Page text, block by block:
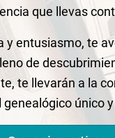
que llevas
y entusiasmo, te
de
te llevarán a la
genealógico único